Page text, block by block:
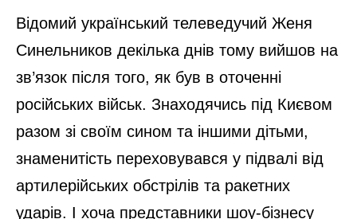
Відомий український телеведучий Женя
Синельников декілька днів тому вийшов на
зв’язок після того, як був в оточенні
російських військ. Знаходячись під Києвом
разом зі своїм сином та іншими дітьми,
знаменитість переховувався у підвалі від
артилерійських обстрілів та ракетних
ударів. І хоча представники шоу-бізнесу